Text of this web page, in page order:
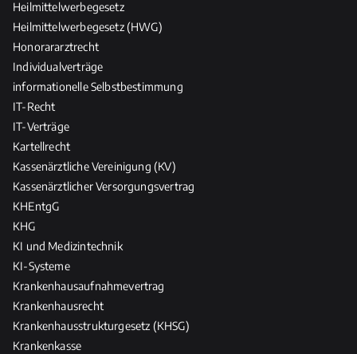
Heilmittelwerbegesetz
Heilmittelwerbegesetz (HWG)
Honorararztrecht
Individualverträge
informationelle Selbstbestimmung
IT-Recht
IT-Verträge
Kartellrecht
Kassenärztliche Vereinigung (KV)
Kassenärztlicher Versorgungsvertrag
KHEntgG
KHG
KI und Medizintechnik
KI-Systeme
Krankenhausaufnahmevertrag
Krankenhausrecht
Krankenhausstrukturgesetz (KHSG)
Krankenkasse